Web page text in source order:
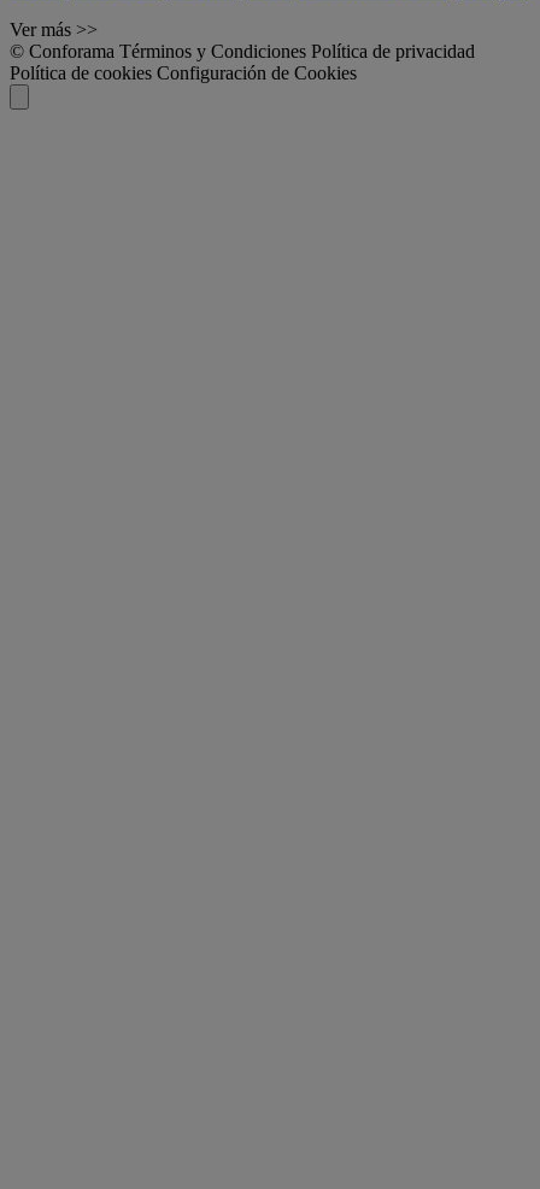
Ver más >>
© Conforama Términos y Condiciones Política de privacidad
Política de cookies Configuración de Cookies